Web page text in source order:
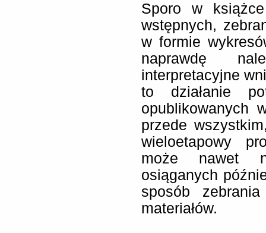
Sporo w
wstępnych,
w formie
naprawdę
interpretacyjne
to działanie
opublikowanych
przede
wieloetapowy
może nawet
osiąganych
sposób
materiałów.